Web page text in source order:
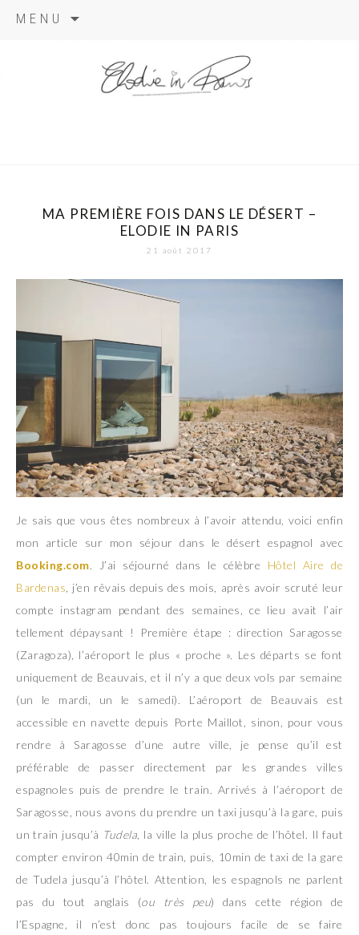
MENU
MA PREMIÈRE FOIS DANS LE DÉSERT –
ELODIE IN PARIS
21 août 2017
Je sais que vous êtes nombreux à l’avoir attendu, voici enfin
mon article sur mon séjour dans le désert espagnol avec
Booking.com. J’ai séjourné dans le célèbre Hôtel Aire de
Bardenas , j’en rêvais depuis des mois, après avoir scruté leur
compte instagram pendant des semaines, ce lieu avait l’air
tellement dépaysant ! Première étape : direction Saragosse
(Zaragoza), l’aéroport le plus « proche ». Les départs se font
uniquement de Beauvais, et il n’y a que deux vols par semaine
(un le mardi, un le samedi). L’aéroport de Beauvais est
accessible en navette depuis Porte Maillot, sinon, pour vous
rendre à Saragosse d’une autre ville, je pense qu’il est
préférable de passer directement par les grandes villes
espagnoles puis de prendre le train. Arrivés à l’aéroport de
Saragosse, nous avons du prendre un taxi jusqu’à la gare, puis
un train jusqu’à Tudela , la ville la plus proche de l’hôtel. Il faut
compter environ 40min de train, puis, 10min de taxi de la gare
de Tudela jusqu’à l’hôtel. Attention, les espagnols ne parlent
pas du tout anglais (ou très peu) dans cette région de
l’Espagne, il n’est donc pas toujours facile de se faire